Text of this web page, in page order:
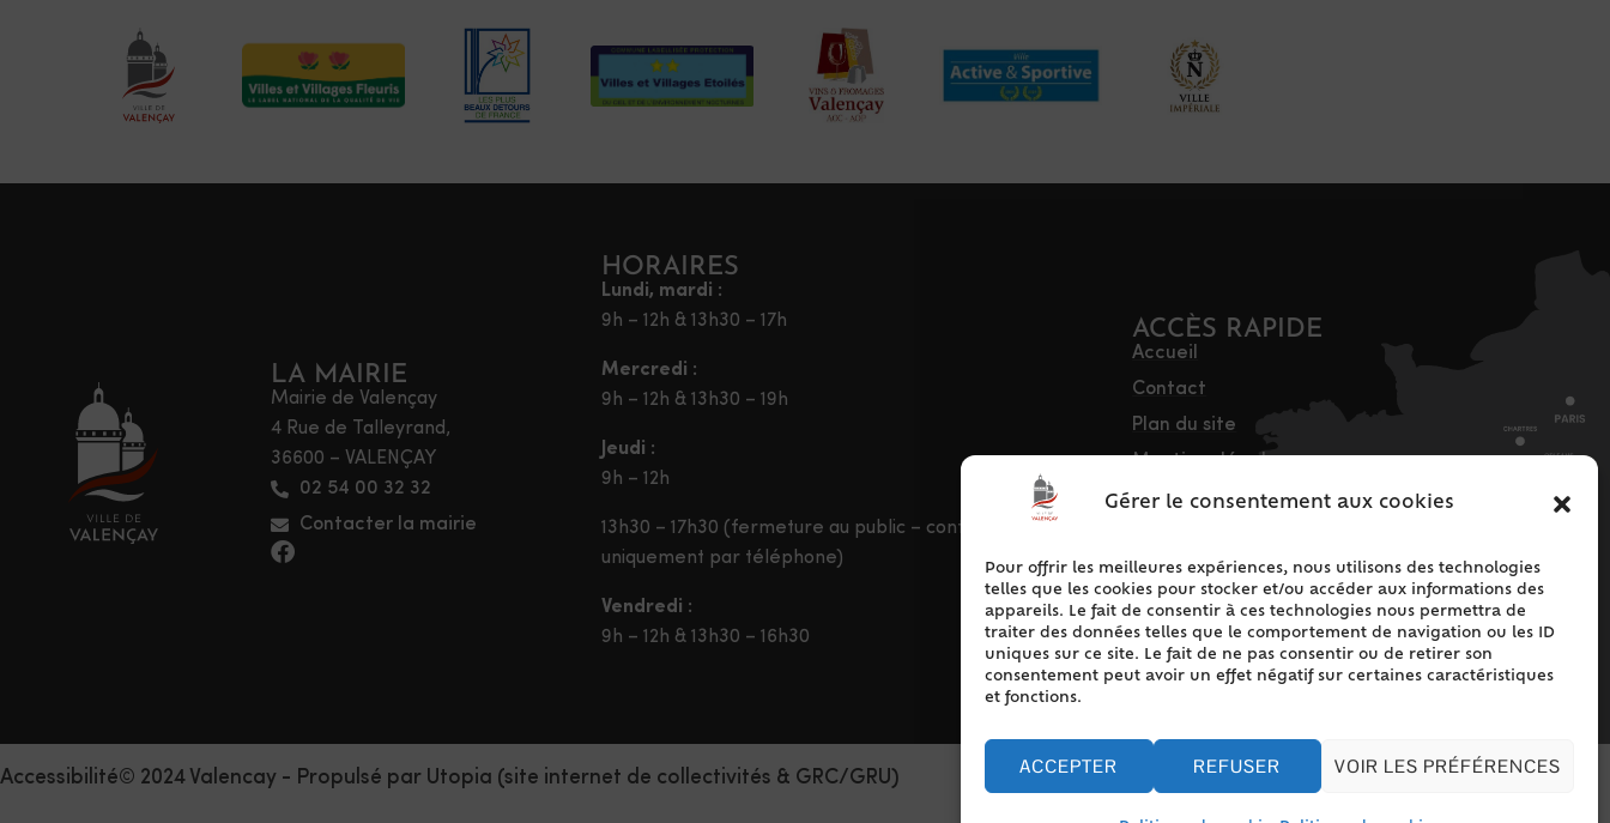
Gérer le consentement aux cookies
Pour offrir les meilleures expériences, nous utilisons des technologies
telles que les cookies pour stocker et/ou accéder aux informations des
appareils. Le fait de consentir à ces technologies nous permettra de
traiter des données telles que le comportement de navigation ou les ID
uniques sur ce site. Le fait de ne pas consentir ou de retirer son
consentement peut avoir un effet négatif sur certaines caractéristiques
et fonctions.
ACCEPTER REFUSER VOIR LES PRÉFÉRENCES
LA MAIRIE
Mairie de Valençay
4 Rue de Talleyrand,
36600 – VALENÇAY
02 54 00 32 32
Contacter la mairie
HORAIRES
Lundi, mardi :
9h – 12h & 13h30 – 17h
Mercredi :
9h – 12h & 13h30 – 19h
Jeudi :
9h – 12h
13h30 – 17h30 (fermeture au public – contact
uniquement par téléphone)
Vendredi :
9h – 12h & 13h30 – 16h30
ACCÈS RAPIDE
Accueil
Contact
Plan du site
Mentions légales
Traitement des
Politique de cookies
(UE)
Accessibilité© 2024 Valencay - Propulsé par Utopia (site internet de collectivités & GRC/GRU)